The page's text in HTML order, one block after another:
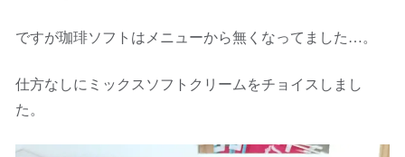
ですが珈琲ソフトはメニューから無くなってました…。
仕方なしにミックスソフトクリームをチョイスしまし
た。